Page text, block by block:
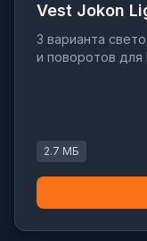
Vest Jokon
3 варианта
и поворотов для
2.7 МБ